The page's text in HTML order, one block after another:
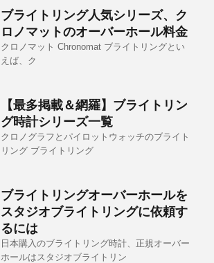
ブライトリング人気シリーズ、ク
ロノマットのオーバーホール料金
クロノマット Chronomat ブライトリングとい
えば、ク
【最多掲載＆網羅】ブライトリン
グ時計シリーズ一覧
クロノグラフとパイロットウォッチのブライト
リング ブライトリング
ブライトリングオーバーホールを
スタジオブライトリングに依頼す
るには
日本購入のブライトリング時計、正規オーバー
ホールはスタジオブライトリン